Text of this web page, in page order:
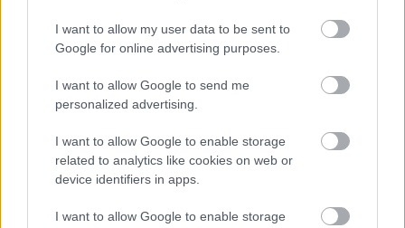
I want to allow my user data to be sent to
Google for online advertising purposes.
I want to allow Google to send me
personalized advertising.
I want to allow Google to enable storage
related to analytics like cookies on web or
device identifiers in apps.
I want to allow Google to enable storage